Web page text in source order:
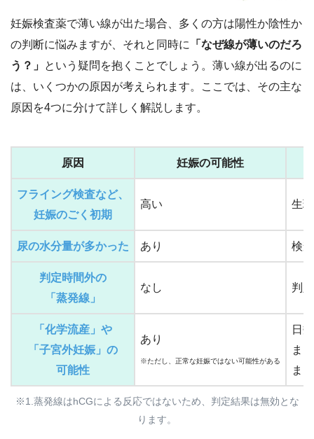
妊娠検査薬で薄い線が出た場合、多くの方は陽性か陰性か
の判断に悩みますが、それと同時に 「なぜ線が薄いのだろ
う？」 という疑問を抱くことでしょう。薄い線が出るのに
は、いくつかの原因が考えられます。ここでは、その主な
原因を4つに分けて詳しく解説します。
原因 妊娠の可能性
フライング検査など、
妊娠のごく初期
高い 生
尿の水分量が多かった あり 検
判定時間外の
「蒸発線」
なし 判
「化学流産」や
「子宮外妊娠」の
可能性
あり
※ただし、正常な妊娠ではない可能性がある
日
ま
ま
※1.蒸発線はhCGによる反応ではないため、判定結果は無効とな
ります。